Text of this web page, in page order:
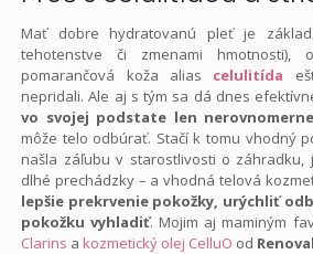
Mať dobre hydratovanú pleť je
tehotenstve či zmenami hmotnosti),
pomarančová koža alias celulitída
nepridali. Ale aj s tým sa dá dnes
vo svojej podstate len
môže telo odbúrať. Stačí k tomu vhodný
našla záľubu v starostlivosti o záhradku,
dlhé prechádzky – a vhodná telová
lepšie prekrvenie pokožky, urýchliť
pokožku vyhladiť. Mojim aj maminým
Clarins a kozmetický olej CelluO od